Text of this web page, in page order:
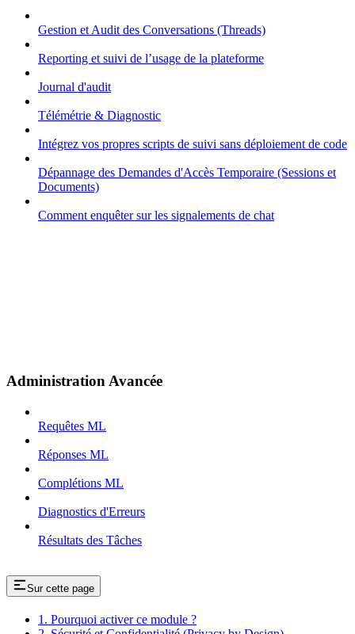
Gestion et Audit des Conversations (Threads)
Reporting et suivi de l’usage de la plateforme
Journal d'audit
Télémétrie & Diagnostic
Intégrez vos propres scripts de suivi sans déploiement de code
Dépannage des Demandes d'Accès Temporaire (Sessions et
Documents)
Comment enquêter sur les signalements de chat
Administration Avancée
Requêtes ML
Réponses ML
Complétions ML
Diagnostics d'Erreurs
Résultats des Tâches
Sur cette page
1. Pourquoi activer ce module ?